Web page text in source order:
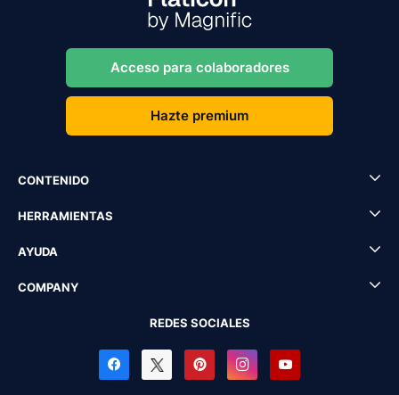
Acceso para colaboradores
Hazte premium
CONTENIDO
HERRAMIENTAS
AYUDA
COMPANY
REDES SOCIALES